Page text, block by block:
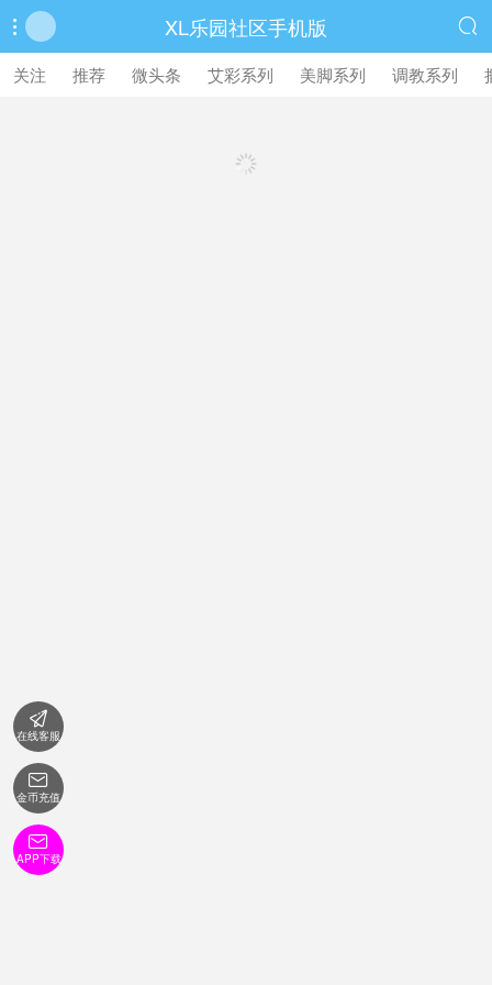
 XL乐园社区手机版 
关注 推荐 微头条 艾彩系列 美脚系列 调教系列
繁體中文版

在线客服

金币充值

APP下载